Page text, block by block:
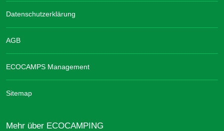
Datenschutzerklärung
AGB
ECOCAMPS Management
Sitemap
Mehr über ECOCAMPING